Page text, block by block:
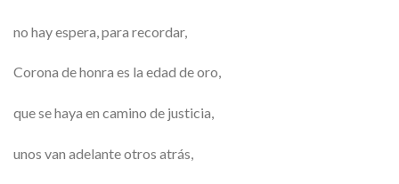
no hay espera, para recordar,
Corona de honra es la edad de oro,
que se haya en camino de justicia,
unos van adelante otros atrás,